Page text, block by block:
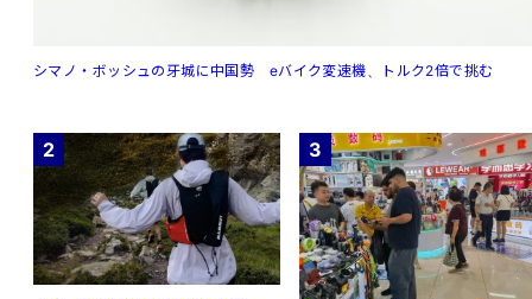
シマノ・ボッシュの牙城に中国勢 eバイク変速機、トルク2倍で挑む
2 3